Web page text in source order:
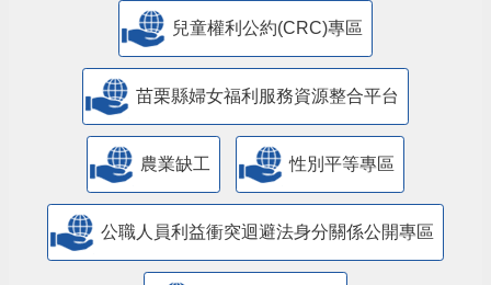
兒童權利公約(CRC)專區
苗栗縣婦女福利服務資源整合平台
農業缺工 性別平等專區
公職人員利益衝突迴避法身分關係公開專區